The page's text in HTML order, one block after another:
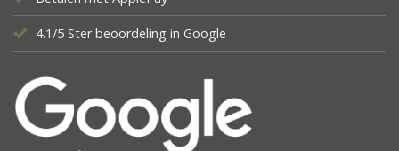
4.1/5 Ster beoordeling in Google